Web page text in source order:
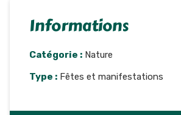
Informations
Catégorie : Nature
Type : Fêtes et manifestations